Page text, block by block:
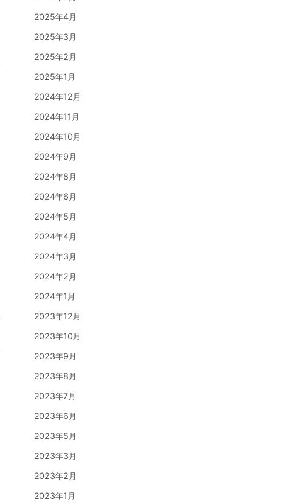
2025年4月
2025年3月
2025年2月
2025年1月
2024年12月
2024年11月
2024年10月
2024年9月
2024年8月
2024年6月
2024年5月
2024年4月
2024年3月
2024年2月
2024年1月
2023年12月
2023年10月
2023年9月
2023年8月
2023年7月
2023年6月
2023年5月
2023年3月
2023年2月
2023年1月